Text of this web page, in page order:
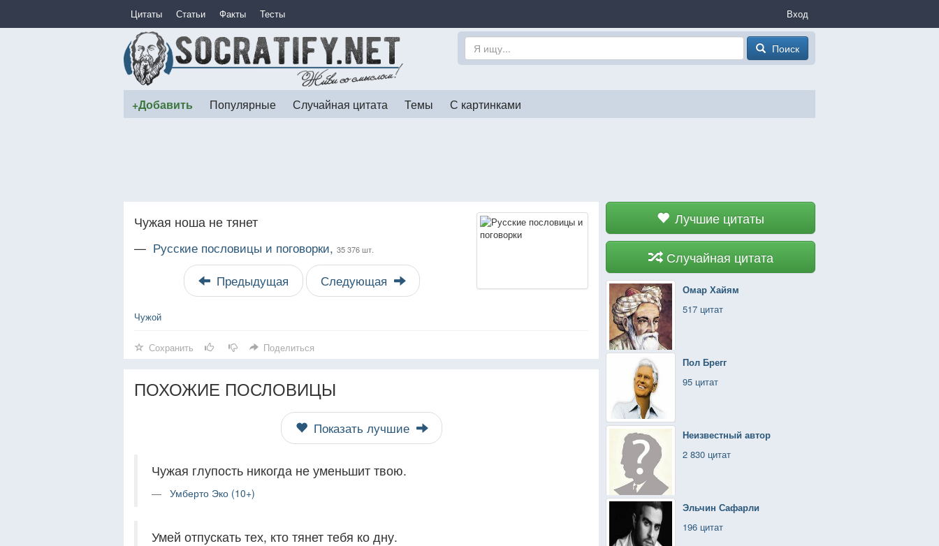
Цитаты Статьи Факты Тесты Вход
Поиск
+Добавить Популярные Случайная цитата Темы С картинками
Лучшие цитаты
Случайная цитата
Омар Хайям
517 цитат
Пол Брегг
95 цитат
Неизвестный автор
2 830 цитат
Эльчин Сафарли
196 цитат
Чужая ноша не тянет
— Русские пословицы и поговорки, 35 376 шт.
Предыдущая Следующая
Чужой
Сохранить Поделиться
ПОХОЖИЕ ПОСЛОВИЦЫ
Показать лучшие
Чужая глупость никогда не уменьшит твою.
Умберто Эко (10+)
Умей отпускать тех, кто тянет тебя ко дну.